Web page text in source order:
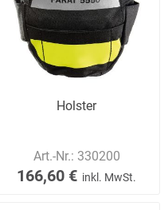
Holster
Art.-Nr.: 330200
166,60 € inkl. MwSt.